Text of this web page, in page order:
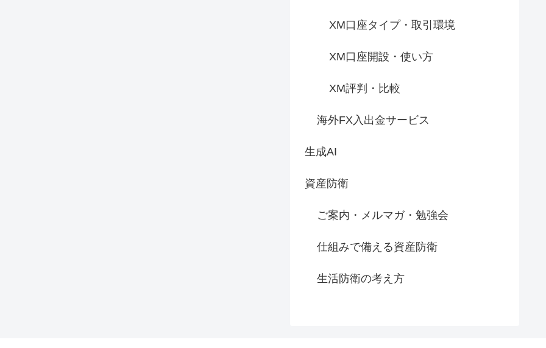
XM口座タイプ・取引環境
XM口座開設・使い方
XM評判・比較
海外FX入出金サービス
生成AI
資産防衛
ご案内・メルマガ・勉強会
仕組みで備える資産防衛
生活防衛の考え方